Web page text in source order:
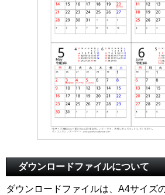
ダウンロードファイルについて
ダウンロードファイルは、A4サイズ